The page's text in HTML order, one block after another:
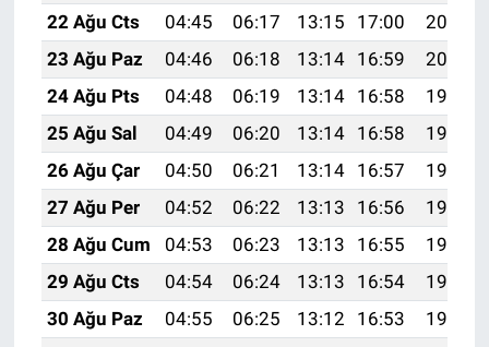
22 Ağu Cts
04:45 06:17 13:15 17:00
20:02
23 Ağu Paz
04:46 06:18 13:14 16:59
20:01
24 Ağu Pts
04:48 06:19 13:14 16:58
19:59
25 Ağu Sal
04:49 06:20 13:14 16:58
19:58
26 Ağu Çar
04:50 06:21 13:14 16:57
19:56
27 Ağu Per
04:52 06:22 13:13 16:56
19:55
28 Ağu Cum
04:53 06:23 13:13 16:55
19:53
29 Ağu Cts
04:54 06:24 13:13 16:54
19:51
30 Ağu Paz
04:55 06:25 13:12 16:53
19:50